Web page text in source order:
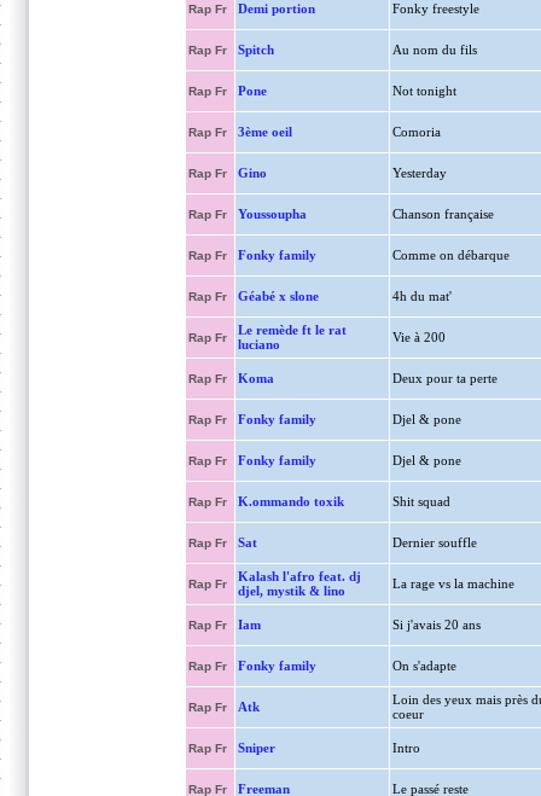
Rap Fr Demi portion Fonky freestyle
Rap Fr Spitch Au nom du fils
Rap Fr Pone Not tonight
Rap Fr 3ème oeil Comoria
Rap Fr Gino Yesterday
Rap Fr Youssoupha Chanson française
Rap Fr Fonky family Comme on débarque
Rap Fr Géabé x slone 4h du mat'
Rap Fr
Le remède ft le rat
luciano
Vie à 200
Rap Fr Koma Deux pour ta perte
Rap Fr Fonky family Djel & pone
Rap Fr Fonky family Djel & pone
Rap Fr K.ommando toxik Shit squad
Rap Fr Sat Dernier souffle
Rap Fr
Kalash l'afro feat. dj
djel, mystik & lino
La rage vs la machine
Rap Fr Iam Si j'avais 20 ans
Rap Fr Fonky family On s'adapte
Rap Fr Atk
Loin des yeux mais près
coeur
Rap Fr Sniper Intro
Rap Fr Freeman Le passé reste